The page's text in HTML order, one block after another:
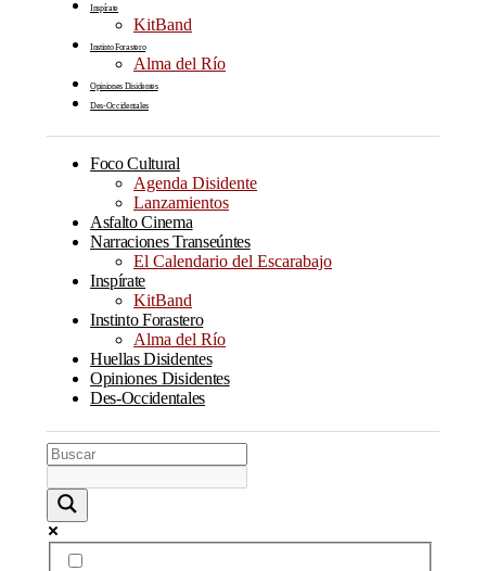
Inspírate
KitBand
Instinto Forastero
Alma del Río
Opiniones Disidentes
Des-Occidentales
Foco Cultural
Agenda Disidente
Lanzamientos
Asfalto Cinema
Narraciones Transeúntes
El Calendario del Escarabajo
Inspírate
KitBand
Instinto Forastero
Alma del Río
Huellas Disidentes
Opiniones Disidentes
Des-Occidentales